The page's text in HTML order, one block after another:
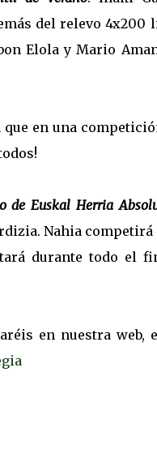
del relevo 4x200
Elola y Mario
en una
de Euskal Herria
Nahia competirá
durante todo el
en nuestra web,